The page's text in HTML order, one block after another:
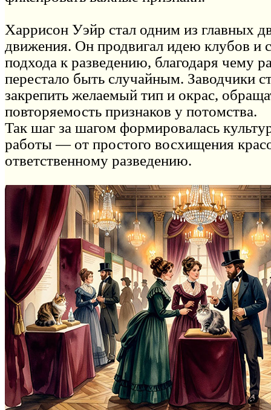
Харрисон Уэйр стал одним из главных
движения. Он продвигал идею клубов и
подхода к разведению, благодаря чему
перестало быть случайным. Заводчики
закрепить желаемый тип и окрас,
повторяемость признаков у потомства.
Так шаг за шагом формировалась
работы — от простого восхищения
ответственному разведению.